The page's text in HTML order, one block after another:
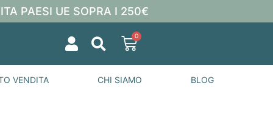
PAESI UE SOPRA I 250€
0
VENDITA CHI SIAMO BLOG